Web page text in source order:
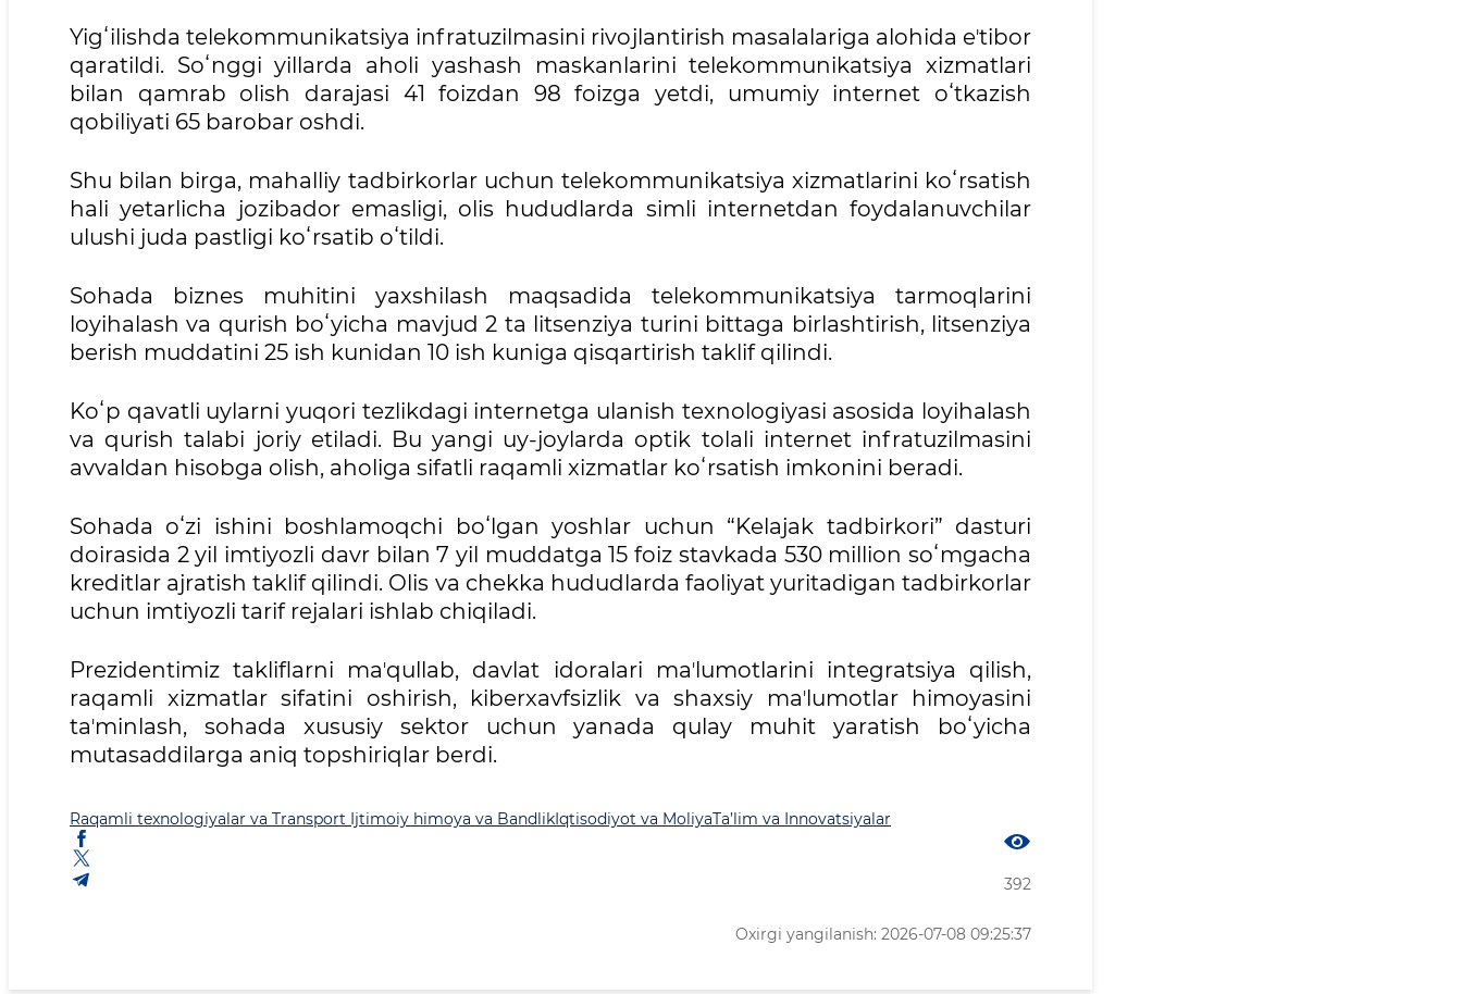
Yigʻilishda telekommunikatsiya infratuzilmasini rivojlantirish masalalariga alohida eʼtibor
qaratildi. Soʻnggi yillarda aholi yashash maskanlarini telekommunikatsiya xizmatlari
bilan qamrab olish darajasi 41 foizdan 98 foizga yetdi, umumiy internet oʻtkazish
qobiliyati 65 barobar oshdi.
Shu bilan birga, mahalliy tadbirkorlar uchun telekommunikatsiya xizmatlarini koʻrsatish
hali yetarlicha jozibador emasligi, olis hududlarda simli internetdan foydalanuvchilar
ulushi juda pastligi koʻrsatib oʻtildi.
Sohada biznes muhitini yaxshilash maqsadida telekommunikatsiya tarmoqlarini
loyihalash va qurish boʻyicha mavjud 2 ta litsenziya turini bittaga birlashtirish, litsenziya
berish muddatini 25 ish kunidan 10 ish kuniga qisqartirish taklif qilindi.
Koʻp qavatli uylarni yuqori tezlikdagi internetga ulanish texnologiyasi asosida loyihalash
va qurish talabi joriy etiladi. Bu yangi uy-joylarda optik tolali internet infratuzilmasini
avvaldan hisobga olish, aholiga sifatli raqamli xizmatlar koʻrsatish imkonini beradi.
Sohada oʻzi ishini boshlamoqchi boʻlgan yoshlar uchun “Kelajak tadbirkori” dasturi
doirasida 2 yil imtiyozli davr bilan 7 yil muddatga 15 foiz stavkada 530 million soʻmgacha
kreditlar ajratish taklif qilindi. Olis va chekka hududlarda faoliyat yuritadigan tadbirkorlar
uchun imtiyozli tarif rejalari ishlab chiqiladi.
Prezidentimiz takliflarni maʼqullab, davlat idoralari maʼlumotlarini integratsiya qilish,
raqamli xizmatlar sifatini oshirish, kiberxavfsizlik va shaxsiy maʼlumotlar himoyasini
taʼminlash, sohada xususiy sektor uchun yanada qulay muhit yaratish boʻyicha
mutasaddilarga aniq topshiriqlar berdi.
Raqamli texnologiyalar va Transport Ijtimoiy himoya va BandlikIqtisodiyot va MoliyaTa’lim va Innovatsiyalar
392
Oxirgi yangilanish: 2026-07-08 09:25:37